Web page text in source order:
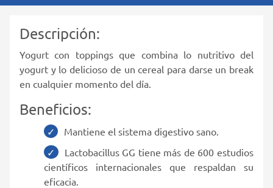
Descripción:
Yogurt con toppings que combina lo nutritivo del
yogurt y lo delicioso de un cereal para darse un break
en cualquier momento del día.
Beneficios:
Mantiene el sistema digestivo sano.
Lactobacillus GG tiene más de 600 estudios
científicos internacionales que respaldan su
eficacia.